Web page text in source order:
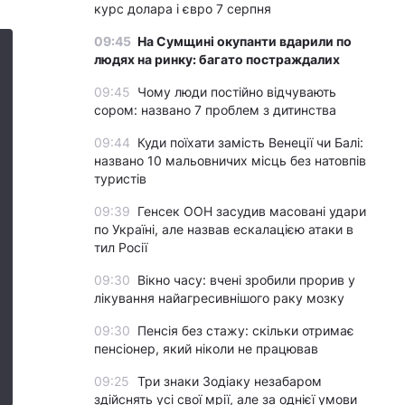
курс долара і євро 7 серпня
09:45 На Сумщині окупанти вдарили по
людях на ринку: багато постраждалих
09:45 Чому люди постійно відчувають
сором: названо 7 проблем з дитинства
09:44 Куди поїхати замість Венеції чи Балі:
названо 10 мальовничих місць без натовпів
туристів
09:39 Генсек ООН засудив масовані удари
по Україні, але назвав ескалацією атаки в
тил Росії
09:30 Вікно часу: вчені зробили прорив у
лікування найагресивнішого раку мозку
09:30 Пенсія без стажу: скільки отримає
пенсіонер, який ніколи не працював
09:25 Три знаки Зодіаку незабаром
здійснять усі свої мрії, але за однієї умови